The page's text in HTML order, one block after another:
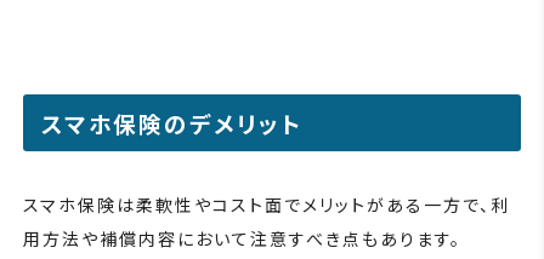
スマホ保険のデメリット
スマホ保険は柔軟性やコスト面でメリットがある一方で、利
用方法や補償内容において注意すべき点もあります。